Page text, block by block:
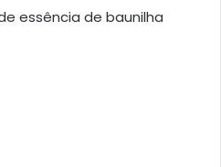
essência de baunilha